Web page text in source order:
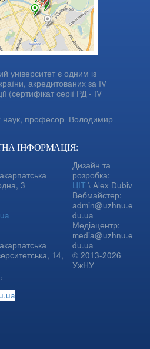
університет є одним із
акредитованих за IV
(сертифікат серії РД - IV
наук, професор Володимир
ІНФОРМАЦІЯ:
3
14,
Дизайн та
розробка:
ЦІТ \ Alex Dubiv
Вебмайстер:
admin@uzhnu.e
du.ua
Медіацентр:
media@uzhnu.e
du.ua
© 2013-2026
УжНУ